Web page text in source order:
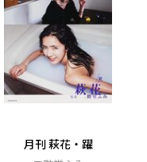
月刊 萩花・躍